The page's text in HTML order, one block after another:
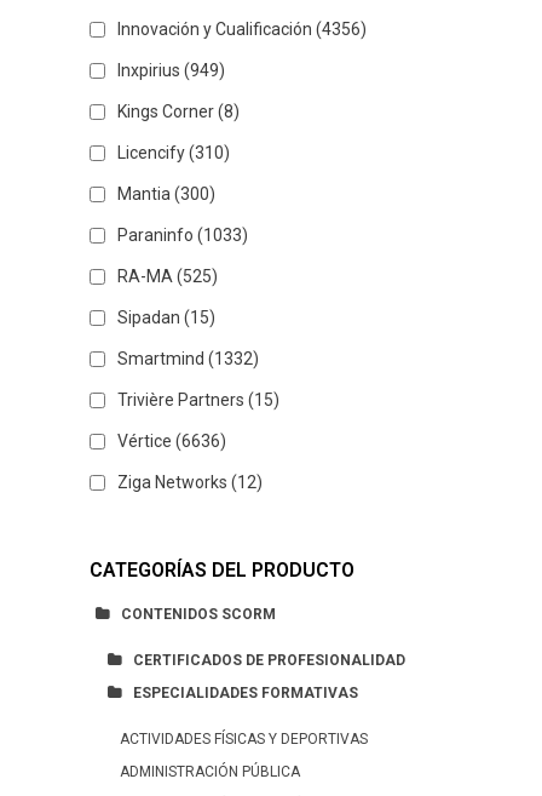
Innovación y Cualificación (4356)
Inxpirius (949)
Kings Corner(8)
Licencify(310)
Mantia (300)
Paraninfo (1033)
RA-MA (525)
Sipadan (15)
Smartmind (1332)
Trivière Partners (15)
Vértice (6636)
Ziga Networks (12)
CATEGORÍAS DEL PRODUCTO
CONTENIDOS SCORM
CERTIFICADOS DE PROFESIONALIDAD
ESPECIALIDADES FORMATIVAS
ACTIVIDADES FÍSICAS Y DEPORTIVAS
ADMINISTRACIÓN PÚBLICA